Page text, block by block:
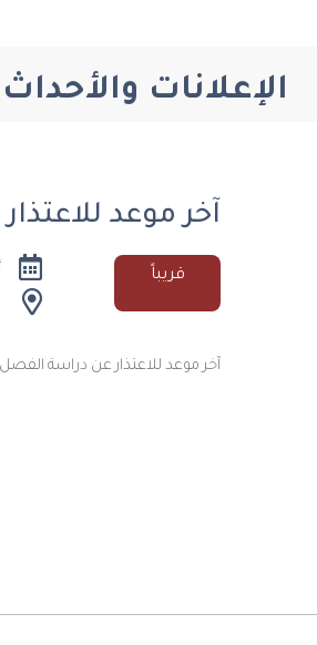
الإعلانات والأحداث
آخر موعد
قريباً
آخر موعد للاعتذار عن دراسة